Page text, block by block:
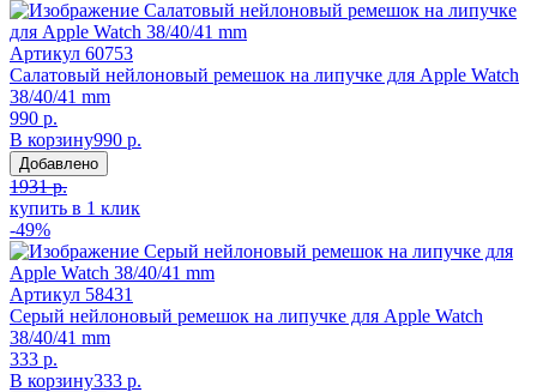
Артикул 60753
Салатовый нейлоновый ремешок на липучке для Apple Watch
38/40/41 mm
990 р.
В корзину990 р.
Добавлено
1931 р.
купить в 1 клик
-49%
Артикул 58431
Серый нейлоновый ремешок на липучке для Apple Watch
38/40/41 mm
333 р.
В корзину333 р.